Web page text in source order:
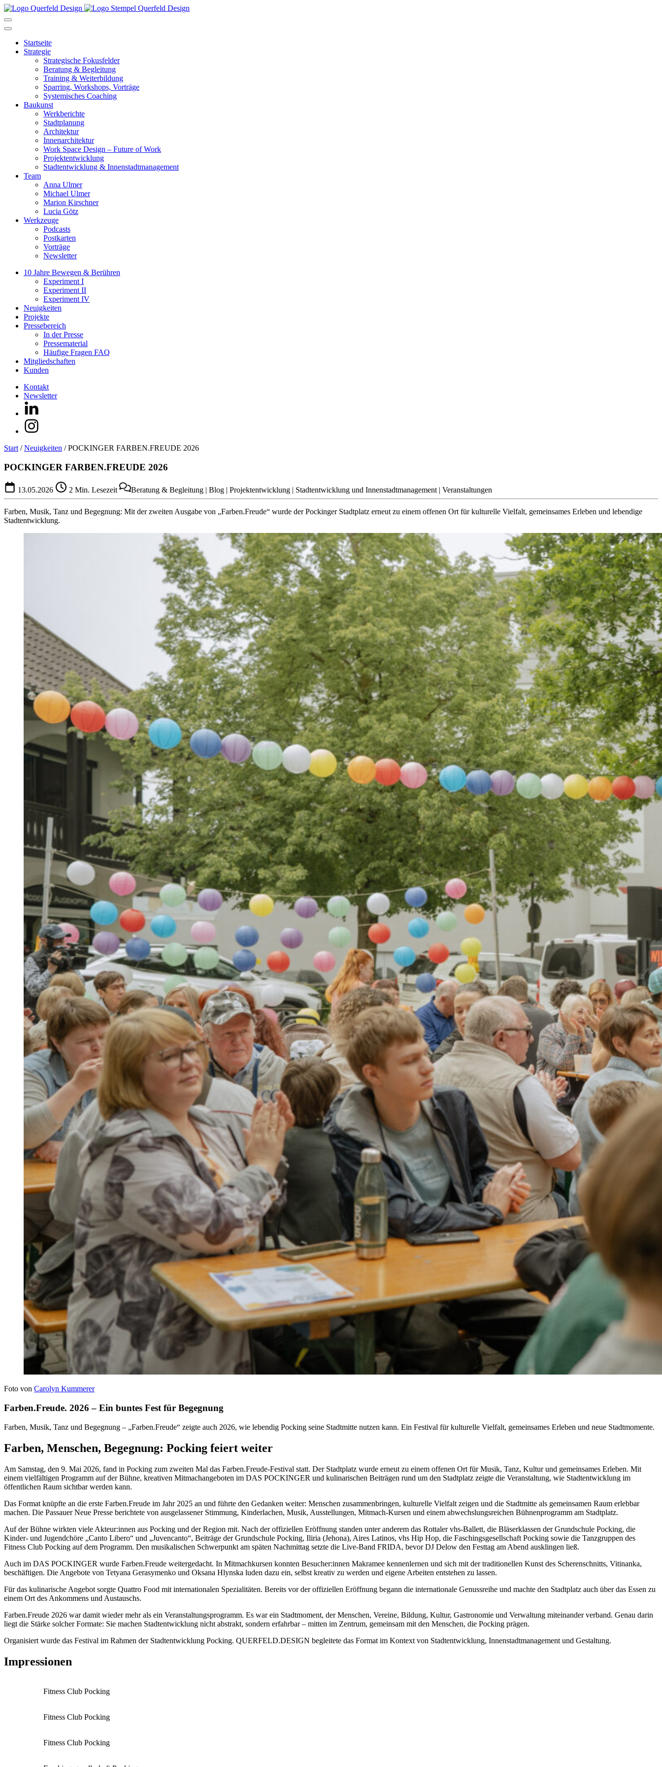
Startseite
Strategie
Strategische Fokusfelder
Beratung & Begleitung
Training & Weiterbildung
Sparring, Workshops, Vorträge
Systemisches Coaching
Baukunst
Werkberichte
Stadtplanung
Architektur
Innenarchitektur
Work Space Design – Future of Work
Projektentwicklung
Stadtentwicklung & Innenstadtmanagement
Team
Anna Ulmer
Michael Ulmer
Marion Kirschner
Lucia Götz
Werkzeuge
Podcasts
Postkarten
Vorträge
Newsletter
10 Jahre Bewegen & Berühren
Experiment I
Experiment II
Experiment IV
Neuigkeiten
Projekte
Pressebereich
In der Presse
Pressematerial
Häufige Fragen FAQ
Mitgliedschaften
Kunden
Kontakt
Newsletter
Start /Neuigkeiten /POCKINGER FARBEN.FREUDE 2026
POCKINGER FARBEN.FREUDE 2026
13.05.2026 2 Min. Lesezeit Beratung & Begleitung | Blog | Projektentwicklung | Stadtentwicklung und Innenstadtmanagement | Veranstaltungen
Farben, Musik, Tanz und Begegnung: Mit der zweiten Ausgabe von „Farben.Freude“ wurde der Pockinger Stadtplatz erneut zu einem offenen Ort für kulturelle Vielfalt, gemeinsames Erleben und lebendige
Stadtentwicklung.
Foto von Carolyn Kummerer
Farben.Freude. 2026 – Ein buntes Fest für Begegnung
Farben, Musik, Tanz und Begegnung – „Farben.Freude“ zeigte auch 2026, wie lebendig Pocking seine Stadtmitte nutzen kann. Ein Festival für kulturelle Vielfalt, gemeinsames Erleben und neue Stadtmomente.
Farben, Menschen, Begegnung: Pocking feiert weiter
Am Samstag, den 9. Mai 2026, fand in Pocking zum zweiten Mal das Farben.Freude-Festival statt. Der Stadtplatz wurde erneut zu einem offenen Ort für Musik, Tanz, Kultur und gemeinsames Erleben. Mit
einem vielfältigen Programm auf der Bühne, kreativen Mitmachangeboten im DAS POCKINGER und kulinarischen Beiträgen rund um den Stadtplatz zeigte die Veranstaltung, wie Stadtentwicklung im
öffentlichen Raum sichtbar werden kann.
Das Format knüpfte an die erste Farben.Freude im Jahr 2025 an und führte den Gedanken weiter: Menschen zusammenbringen, kulturelle Vielfalt zeigen und die Stadtmitte als gemeinsamen Raum erlebbar
machen. Die Passauer Neue Presse berichtete von ausgelassener Stimmung, Kinderlachen, Musik, Ausstellungen, Mitmach-Kursen und einem abwechslungsreichen Bühnenprogramm am Stadtplatz.
Auf der Bühne wirkten viele Akteur:innen aus Pocking und der Region mit. Nach der offiziellen Eröffnung standen unter anderem das Rottaler vhs-Ballett, die Bläserklassen der Grundschule Pocking, die
Kinder- und Jugendchöre „Canto Libero“ und „Juvencanto“, Beiträge der Grundschule Pocking, Iliria (Jehona), Aires Latinos, vhs Hip Hop, die Faschingsgesellschaft Pocking sowie die Tanzgruppen des
Fitness Club Pocking auf dem Programm. Den musikalischen Schwerpunkt am späten Nachmittag setzte die Live-Band FRIDA, bevor DJ Delow den Festtag am Abend ausklingen ließ.
Auch im DAS POCKINGER wurde Farben.Freude weitergedacht. In Mitmachkursen konnten Besucher:innen Makramee kennenlernen und sich mit der traditionellen Kunst des Scherenschnitts, Vitinanka,
beschäftigen. Die Angebote von Tetyana Gerasymenko und Oksana Hlynska luden dazu ein, selbst kreativ zu werden und eigene Arbeiten entstehen zu lassen.
Für das kulinarische Angebot sorgte Quattro Food mit internationalen Spezialitäten. Bereits vor der offiziellen Eröffnung begann die internationale Genussreihe und machte den Stadtplatz auch über das Essen zu
einem Ort des Ankommens und Austauschs.
Farben.Freude 2026 war damit wieder mehr als ein Veranstaltungsprogramm. Es war ein Stadtmoment, der Menschen, Vereine, Bildung, Kultur, Gastronomie und Verwaltung miteinander verband. Genau darin
liegt die Stärke solcher Formate: Sie machen Stadtentwicklung nicht abstrakt, sondern erfahrbar – mitten im Zentrum, gemeinsam mit den Menschen, die Pocking prägen.
Organisiert wurde das Festival im Rahmen der Stadtentwicklung Pocking. QUERFELD.DESIGN begleitete das Format im Kontext von Stadtentwicklung, Innenstadtmanagement und Gestaltung.
Impressionen
Fitness Club Pocking
Fitness Club Pocking
Fitness Club Pocking